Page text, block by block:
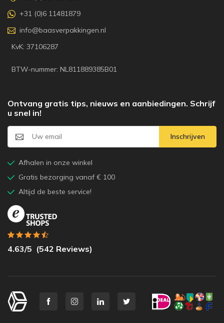
+31 (0)6 11481879
info@baasverpakkingen.nl
KvK: 37106287
BTW-nummer: NL811889385B01
Ontvang gratis tips, nieuws en aanbiedingen. Schrijf
u snel in!
Inschrijven
Afhalen in onze winkel
Gratis bezorging vanaf € 100
Altijd de beste service!
4.63/5 (542 Reviews)